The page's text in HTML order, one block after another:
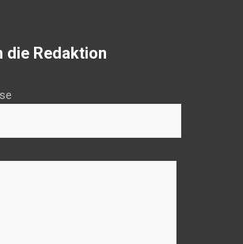
die Redaktion